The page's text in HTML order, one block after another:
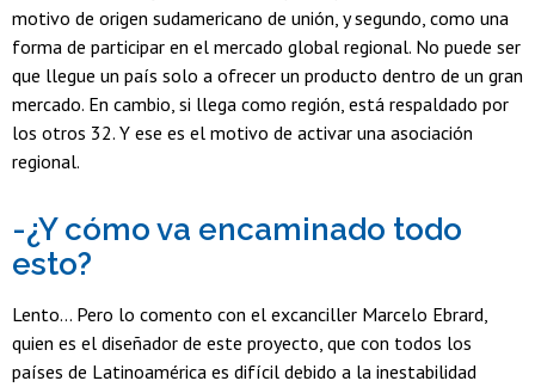
motivo de origen sudamericano de unión, y segundo, como una
forma de participar en el mercado global regional. No puede ser
que llegue un país solo a ofrecer un producto dentro de un gran
mercado. En cambio, si llega como región, está respaldado por
los otros 32. Y ese es el motivo de activar una asociación
regional.
-¿Y cómo va encaminado todo
esto?
Lento... Pero lo comento con el excanciller Marcelo Ebrard,
quien es el diseñador de este proyecto, que con todos los
países de Latinoamérica es difícil debido a la inestabilidad